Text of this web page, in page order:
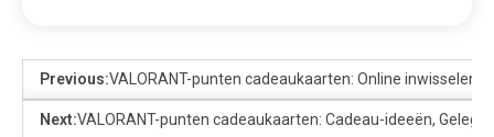
Previous:VALORANT-punten cadeaukaarten: Online inwisselen,
Next:VALORANT-punten cadeaukaarten: Cadeau-ideeën,